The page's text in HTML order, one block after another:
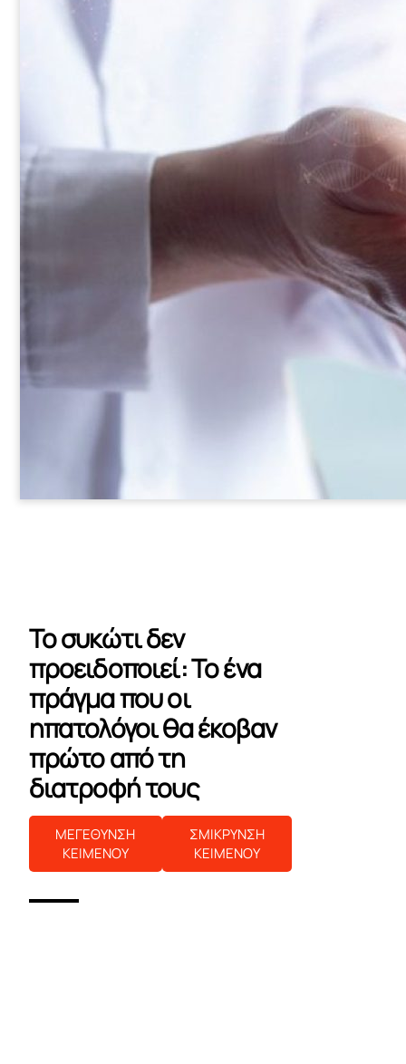
Το συκώτι δεν
προειδοποιεί: Το ένα
πράγμα που οι
ηπατολόγοι θα έκοβαν
πρώτο από τη
διατροφή τους
ΜΕΓΕΘΥΝΣΗ
ΚΕΙΜΕΝΟΥ
ΣΜΙΚΡΥΝΣΗ
ΚΕΙΜΕΝΟΥ